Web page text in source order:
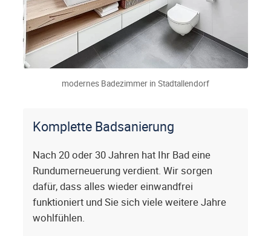
modernes Badezimmer in Stadtallendorf
Komplette Badsanierung
Nach 20 oder 30 Jahren hat Ihr Bad eine
Rundumerneuerung verdient. Wir sorgen
dafür, dass alles wieder einwandfrei
funktioniert und Sie sich viele weitere Jahre
wohlfühlen.